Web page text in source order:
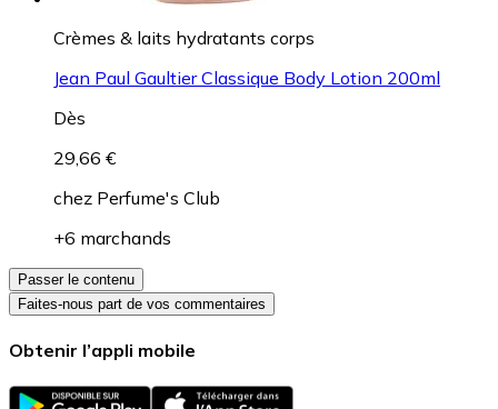
Crèmes & laits hydratants corps
Jean Paul Gaultier Classique Body Lotion 200ml
Dès
29,66 €
chez Perfume's Club
+6 marchands
Passer le contenu
Faites-nous part de vos commentaires
Obtenir l’appli mobile